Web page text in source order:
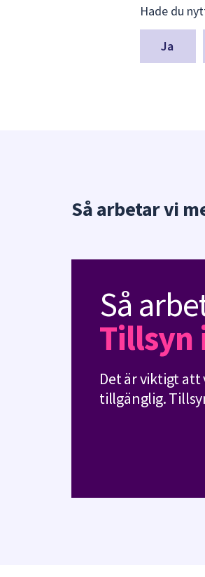
synpunkter
för
denna
Hade du
Så arbetar vi
Så
Tillsyn
Det är viktigt att
tillgänglig.